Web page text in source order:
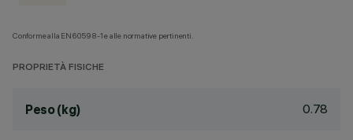
Conforme alla EN60598-1 e alle normative pertinenti.
PROPRIETÀ FISICHE
Peso (kg) 0.78